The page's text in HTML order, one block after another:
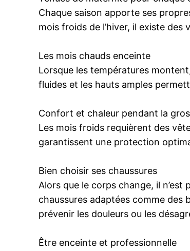
Chaque saison apporte ses
mois froids de l’hiver, il existe
Les mois chauds enceinte
Lorsque les températures
fluides et les hauts amples
Confort et chaleur pendant la
Les mois froids requièrent des
garantissent une protection
Bien choisir ses chaussures
Alors que le corps change, il
chaussures adaptées comme des
prévenir les douleurs ou les
Être enceinte et professionnelle